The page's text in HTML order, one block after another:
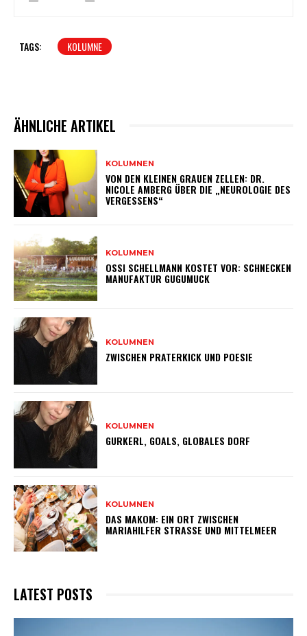
TAGS: KOLUMNE
ÄHNLICHE ARTIKEL
KOLUMNEN
VON DEN KLEINEN GRAUEN ZELLEN: DR.
NICOLE AMBERG ÜBER DIE „NEUROLOGIE DES
VERGESSENS“
KOLUMNEN
OSSI SCHELLMANN KOSTET VOR: SCHNECKEN
MANUFAKTUR GUGUMUCK
KOLUMNEN
ZWISCHEN PRATERKICK UND POESIE
KOLUMNEN
GURKERL, GOALS, GLOBALES DORF
KOLUMNEN
DAS MAKOM: EIN ORT ZWISCHEN
MARIAHILFER STRASSE UND MITTELMEER
LATEST POSTS